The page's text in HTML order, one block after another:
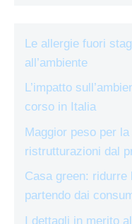
Le allergie fuori
all’ambiente
L’impatto
corso in Italia
Maggior peso per
ristrutturazioni dal
Casa green: ridurre
partendo dai
I dettagli in merito